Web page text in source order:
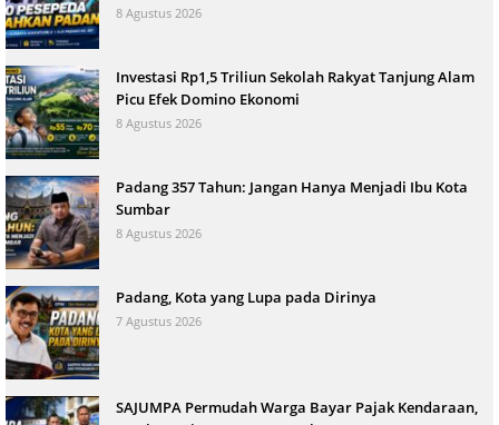
8 Agustus 2026
Investasi Rp1,5 Triliun Sekolah Rakyat Tanjung Alam
Picu Efek Domino Ekonomi
8 Agustus 2026
Padang 357 Tahun: Jangan Hanya Menjadi Ibu Kota
Sumbar
8 Agustus 2026
Padang, Kota yang Lupa pada Dirinya
7 Agustus 2026
SAJUMPA Permudah Warga Bayar Pajak Kendaraan,